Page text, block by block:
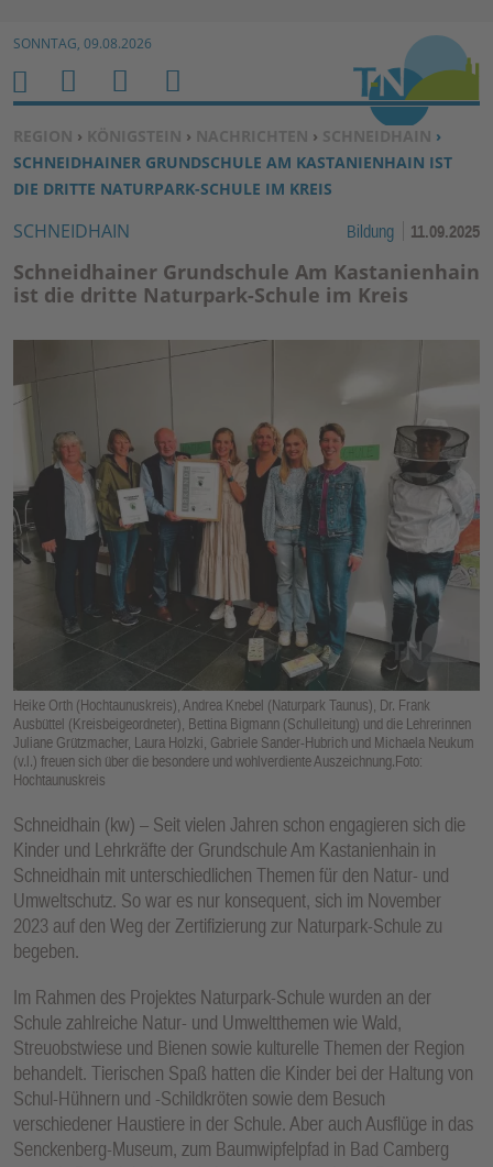
Zum Inhalt springen ↓
SONNTAG, 09.08.2026
SIE BEFINDEN SICH HIER:
REGION › KÖNIGSTEIN › NACHRICHTEN › SCHNEIDHAIN ›
SCHNEIDHAINER GRUNDSCHULE AM KASTANIENHAIN IST
DIE DRITTE NATURPARK-SCHULE IM KREIS
SCHNEIDHAIN Bildung 11.09.2025
Schneidhainer Grundschule Am Kastanienhain
ist die dritte Naturpark-Schule im Kreis
Heike Orth (Hochtaunuskreis), Andrea Knebel (Naturpark Taunus), Dr. Frank
Ausbüttel (Kreisbeigeordneter), Bettina Bigmann (Schulleitung) und die Lehrerinnen
Juliane Grützmacher, Laura Holzki, Gabriele Sander-Hubrich und Michaela Neukum
(v.l.) freuen sich über die besondere und wohlverdiente Auszeichnung.Foto:
Hochtaunuskreis
Schneidhain (kw) – Seit vielen Jahren schon engagieren sich die
Kinder und Lehrkräfte der Grundschule Am Kastanienhain in
Schneidhain mit unterschiedlichen Themen für den Natur- und
Umweltschutz. So war es nur konsequent, sich im November
2023 auf den Weg der Zertifizierung zur Naturpark-Schule zu
begeben.
Im Rahmen des Projektes Naturpark-Schule wurden an der
Schule zahlreiche Natur- und Umweltthemen wie Wald,
Streuobstwiese und Bienen sowie kulturelle Themen der Region
behandelt. Tierischen Spaß hatten die Kinder bei der Haltung von
Schul-Hühnern und -Schildkröten sowie dem Besuch
verschiedener Haustiere in der Schule. Aber auch Ausflüge in das
Senckenberg-Museum, zum Baumwipfelpfad in Bad Camberg
H
O
M
E
M
E
N
U
S
U
C
H
E
N
B
E
N
U
E
R
U
N
TI
O
N
E